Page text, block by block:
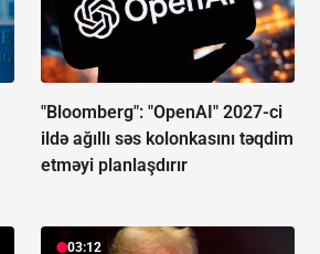
"Bloomberg": "OpenAI" 2027-ci
ildə ağıllı səs kolonkasını təqdim
etməyi planlaşdırır
03:12